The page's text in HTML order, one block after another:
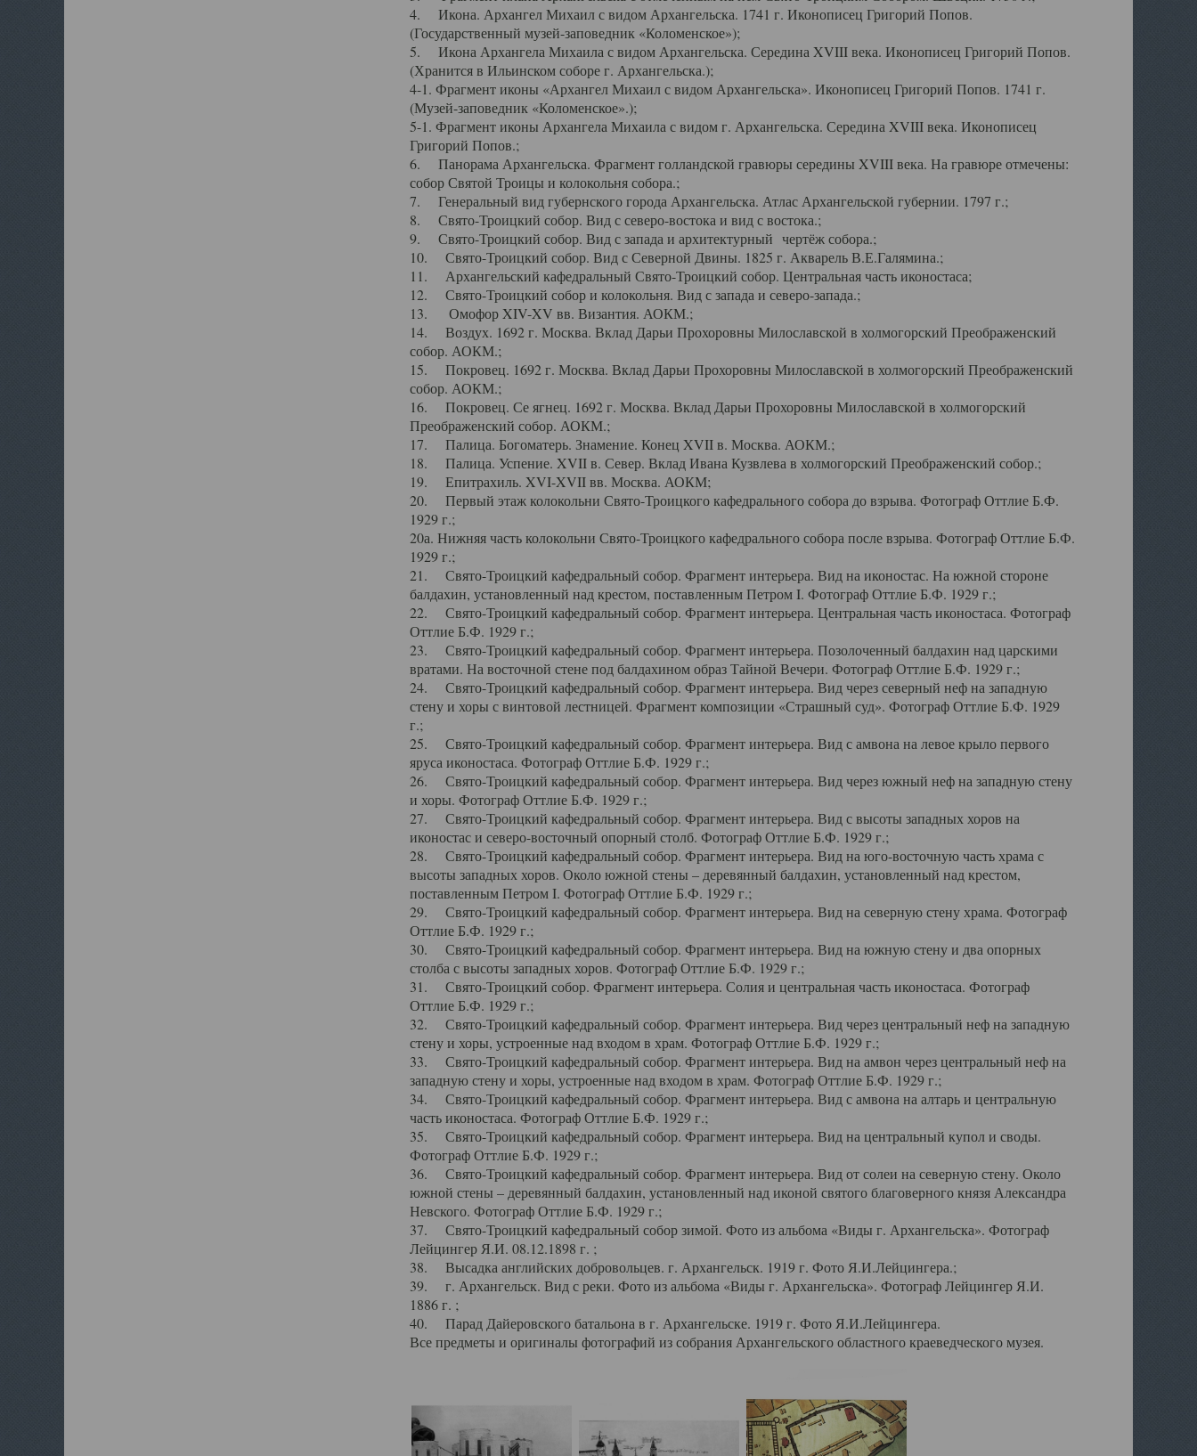
4. Икона. Архангел Михаил с видом Архангельска. 1741 г. Иконописец Григорий Попов.
(Государственный музей-заповедник «Коломенское»);
5. Икона Архангела Михаила с видом Архангельска. Середина XVIII века. Иконописец Григорий Попов.
(Хранится в Ильинском соборе г. Архангельска.);
4-1. Фрагмент иконы «Архангел Михаил с видом Архангельска». Иконописец Григорий Попов. 1741 г.
(Музей-заповедник «Коломенское».);
5-1. Фрагмент иконы Архангела Михаила с видом г. Архангельска. Середина XVIII века. Иконописец
Григорий Попов.;
6. Панорама Архангельска. Фрагмент голландской гравюры середины XVIII века. На гравюре отмечены:
собор Святой Троицы и колокольня собора.;
7. Генеральный вид губернского города Архангельска. Атлас Архангельской губернии. 1797 г.;
8. Свято-Троицкий собор. Вид с северо-востока и вид с востока.;
9. Свято-Троицкий собор. Вид с запада и архитектурный чертёж собора.;
10. Свято-Троицкий собор. Вид с Северной Двины. 1825 г. Акварель В.Е.Галямина.;
11. Архангельский кафедральный Свято-Троицкий собор. Центральная часть иконостаса;
12. Свято-Троицкий собор и колокольня. Вид с запада и северо-запада.;
13. Омофор XIV-XV вв. Византия. АОКМ.;
14. Воздух. 1692 г. Москва. Вклад Дарьи Прохоровны Милославской в холмогорский Преображенский
собор. АОКМ.;
15. Покровец. 1692 г. Москва. Вклад Дарьи Прохоровны Милославской в холмогорский Преображенский
собор. АОКМ.;
16. Покровец. Се ягнец. 1692 г. Москва. Вклад Дарьи Прохоровны Милославской в холмогорский
Преображенский собор. АОКМ.;
17. Палица. Богоматерь. Знамение. Конец XVII в. Москва. АОКМ.;
18. Палица. Успение. XVII в. Север. Вклад Ивана Кузвлева в холмогорский Преображенский собор.;
19. Епитрахиль. XVI-XVII вв. Москва. АОКМ;
20. Первый этаж колокольни Свято-Троицкого кафедрального собора до взрыва. Фотограф Оттлие Б.Ф.
1929 г.;
20а. Нижняя часть колокольни Свято-Троицкого кафедрального собора после взрыва. Фотограф Оттлие Б.Ф.
1929 г.;
21. Свято-Троицкий кафедральный собор. Фрагмент интерьера. Вид на иконостас. На южной стороне
балдахин, установленный над крестом, поставленным Петром I. Фотограф Оттлие Б.Ф. 1929 г.;
22. Свято-Троицкий кафедральный собор. Фрагмент интерьера. Центральная часть иконостаса. Фотограф
Оттлие Б.Ф. 1929 г.;
23. Свято-Троицкий кафедральный собор. Фрагмент интерьера. Позолоченный балдахин над царскими
вратами. На восточной стене под балдахином образ Тайной Вечери. Фотограф Оттлие Б.Ф. 1929 г.;
24. Свято-Троицкий кафедральный собор. Фрагмент интерьера. Вид через северный неф на западную
стену и хоры с винтовой лестницей. Фрагмент композиции «Страшный суд». Фотограф Оттлие Б.Ф. 1929
г.;
25. Свято-Троицкий кафедральный собор. Фрагмент интерьера. Вид с амвона на левое крыло первого
яруса иконостаса. Фотограф Оттлие Б.Ф. 1929 г.;
26. Свято-Троицкий кафедральный собор. Фрагмент интерьера. Вид через южный неф на западную стену
и хоры. Фотограф Оттлие Б.Ф. 1929 г.;
27. Свято-Троицкий кафедральный собор. Фрагмент интерьера. Вид с высоты западных хоров на
иконостас и северо-восточный опорный столб. Фотограф Оттлие Б.Ф. 1929 г.;
28. Свято-Троицкий кафедральный собор. Фрагмент интерьера. Вид на юго-восточную часть храма с
высоты западных хоров. Около южной стены – деревянный балдахин, установленный над крестом,
поставленным Петром I. Фотограф Оттлие Б.Ф. 1929 г.;
29. Свято-Троицкий кафедральный собор. Фрагмент интерьера. Вид на северную стену храма. Фотограф
Оттлие Б.Ф. 1929 г.;
30. Свято-Троицкий кафедральный собор. Фрагмент интерьера. Вид на южную стену и два опорных
столба с высоты западных хоров. Фотограф Оттлие Б.Ф. 1929 г.;
31. Свято-Троицкий собор. Фрагмент интерьера. Солия и центральная часть иконостаса. Фотограф
Оттлие Б.Ф. 1929 г.;
32. Свято-Троицкий кафедральный собор. Фрагмент интерьера. Вид через центральный неф на западную
стену и хоры, устроенные над входом в храм. Фотограф Оттлие Б.Ф. 1929 г.;
33. Свято-Троицкий кафедральный собор. Фрагмент интерьера. Вид на амвон через центральный неф на
западную стену и хоры, устроенные над входом в храм. Фотограф Оттлие Б.Ф. 1929 г.;
34. Свято-Троицкий кафедральный собор. Фрагмент интерьера. Вид с амвона на алтарь и центральную
часть иконостаса. Фотограф Оттлие Б.Ф. 1929 г.;
35. Свято-Троицкий кафедральный собор. Фрагмент интерьера. Вид на центральный купол и своды.
Фотограф Оттлие Б.Ф. 1929 г.;
36. Свято-Троицкий кафедральный собор. Фрагмент интерьера. Вид от солеи на северную стену. Около
южной стены – деревянный балдахин, установленный над иконой святого благоверного князя Александра
Невского. Фотограф Оттлие Б.Ф. 1929 г.;
37. Свято-Троицкий кафедральный собор зимой. Фото из альбома «Виды г. Архангельска». Фотограф
Лейцингер Я.И. 08.12.1898 г. ;
38. Высадка английских добровольцев. г. Архангельск. 1919 г. Фото Я.И.Лейцингера.;
39. г. Архангельск. Вид с реки. Фото из альбома «Виды г. Архангельска». Фотограф Лейцингер Я.И.
1886 г. ;
40. Парад Дайеровского батальона в г. Архангельске. 1919 г. Фото Я.И.Лейцингера.
Все предметы и оригиналы фотографий из собрания Архангельского областного краеведческого музея.